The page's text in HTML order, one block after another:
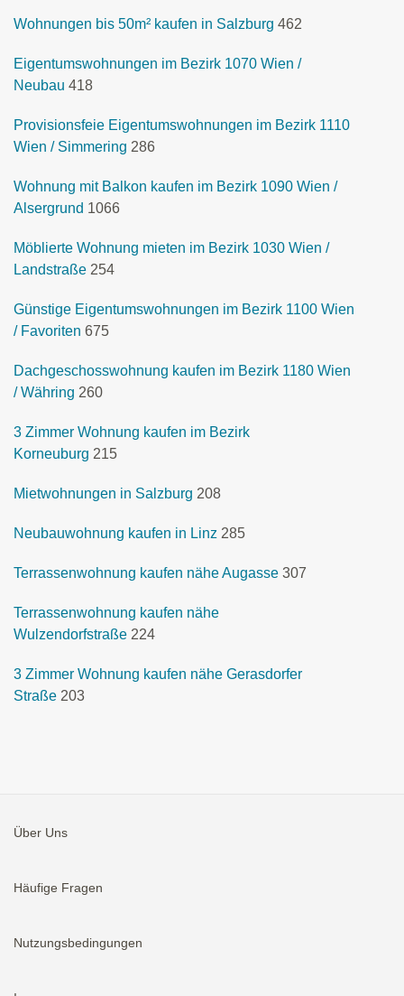
Wohnungen bis 50m² kaufen in Salzburg 462
Eigentumswohnungen im Bezirk 1070 Wien /
Neubau 418
Provisionsfeie Eigentumswohnungen im Bezirk 1110
Wien / Simmering 286
Wohnung mit Balkon kaufen im Bezirk 1090 Wien /
Alsergrund 1066
Möblierte Wohnung mieten im Bezirk 1030 Wien /
Landstraße 254
Günstige Eigentumswohnungen im Bezirk 1100 Wien
/ Favoriten 675
Dachgeschosswohnung kaufen im Bezirk 1180 Wien
/ Währing 260
3 Zimmer Wohnung kaufen im Bezirk
Korneuburg 215
Mietwohnungen in Salzburg 208
Neubauwohnung kaufen in Linz 285
Terrassenwohnung kaufen nähe Augasse 307
Terrassenwohnung kaufen nähe
Wulzendorfstraße 224
3 Zimmer Wohnung kaufen nähe Gerasdorfer
Straße 203
Über Uns
Häufige Fragen
Nutzungsbedingungen